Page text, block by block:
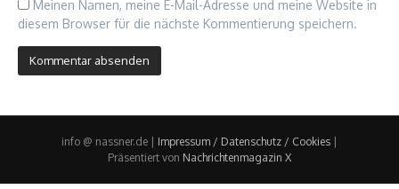
Meinen Namen, meine E-Mail-Adresse und meine Website in
diesem Browser für die nächste Kommentierung speichern.
info @ nassner.de | Impressum / Datenschutz / Cookies |
Präsentiert von Nachrichtenmagazin X